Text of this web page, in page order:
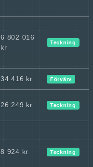
6 802 016
kr
Teckning
34 416 kr Förvärv
26 249 kr Teckning
8 924 kr Teckning